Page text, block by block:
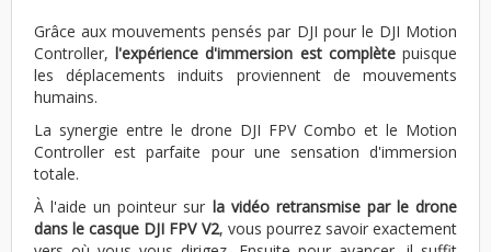
Grâce aux mouvements pensés par DJI pour le DJI Motion
Controller,l'expérience d'immersion est complètepuisque
les déplacements induits proviennent de mouvements
humains.
La synergie entre le drone DJI FPV Combo et le Motion
Controller est parfaite pour une sensation d'immersion
totale.
À l'aide un pointeur sur la vidéo retransmise par le drone
dans le casque DJI FPV V2, vous pourrez savoir exactement